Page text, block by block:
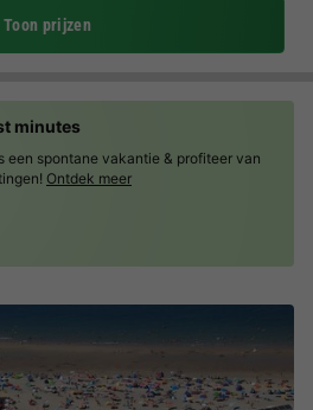
Toon prijzen
minutes
een spontane vakantie & profiteer van
Ontdek meer